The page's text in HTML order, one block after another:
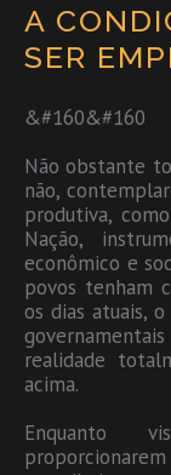
A
SER
&#160&#160
Não obstante
não,
produtiva,
Nação,
econômico e
povos tenham
os dias atuais,
realidade
acima.
Enquanto